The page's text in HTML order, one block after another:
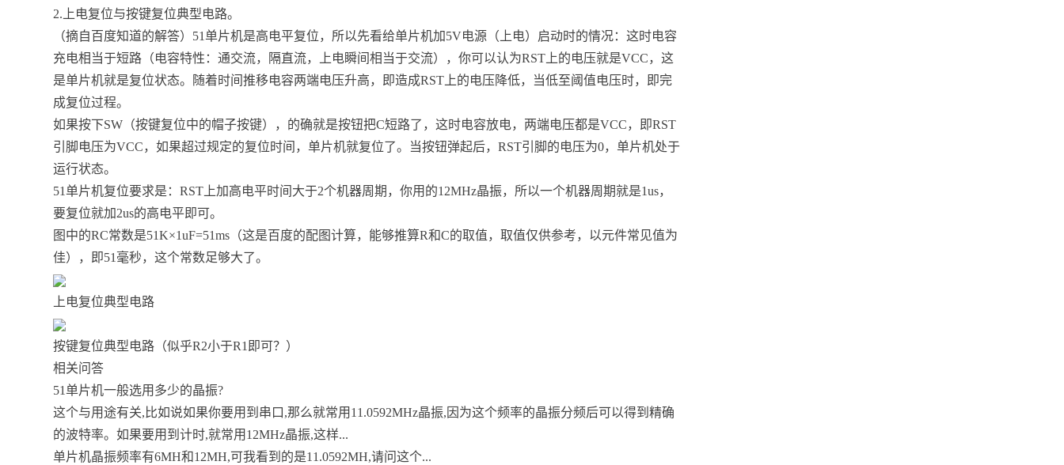
2.上电复位与按键复位典型电路。
（摘自百度知道的解答）51单片机是高电平复位，所以先看给单片机加5V电源（上电）启动时的情况：这时电容
充电相当于短路（电容特性：通交流，隔直流，上电瞬间相当于交流），你可以认为RST上的电压就是VCC，这
是单片机就是复位状态。随着时间推移电容两端电压升高，即造成RST上的电压降低，当低至阈值电压时，即完
成复位过程。
如果按下SW（按键复位中的帽子按键），的确就是按钮把C短路了，这时电容放电，两端电压都是VCC，即RST
引脚电压为VCC，如果超过规定的复位时间，单片机就复位了。当按钮弹起后，RST引脚的电压为0，单片机处于
运行状态。
51单片机复位要求是：RST上加高电平时间大于2个机器周期，你用的12MHz晶振，所以一个机器周期就是1us，
要复位就加2us的高电平即可。
图中的RC常数是51K×1uF=51ms（这是百度的配图计算，能够推算R和C的取值，取值仅供参考，以元件常见值为
佳），即51毫秒，这个常数足够大了。
上电复位典型电路
按键复位典型电路（似乎R2小于R1即可？）
相关问答
51单片机一般选用多少的晶振?
这个与用途有关,比如说如果你要用到串口,那么就常用11.0592MHz晶振,因为这个频率的晶振分频后可以得到精确
的波特率。如果要用到计时,就常用12MHz晶振,这样...
单片机晶振频率有6MH和12MH,可我看到的是11.0592MH,请问这个...